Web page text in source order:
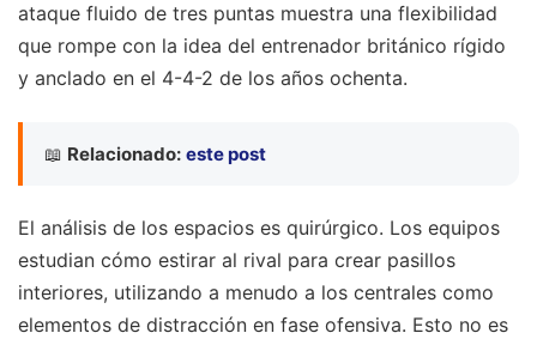
ataque fluido de tres puntas muestra una flexibilidad
que rompe con la idea del entrenador británico rígido
y anclado en el 4-4-2 de los años ochenta.
📖 Relacionado: este post
El análisis de los espacios es quirúrgico. Los equipos
estudian cómo estirar al rival para crear pasillos
interiores, utilizando a menudo a los centrales como
elementos de distracción en fase ofensiva. Esto no es